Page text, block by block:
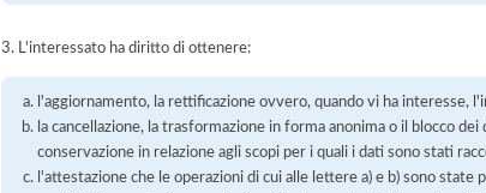
3. L'interessato ha diritto di ottenere:
l'aggiornamento, la rettificazione ovvero, quando vi ha interesse,
la cancellazione, la trasformazione in forma anonima o il blocco
conservazione in relazione agli scopi per i quali i dati sono stati
l'attestazione che le operazioni di cui alle lettere a) e b) sono